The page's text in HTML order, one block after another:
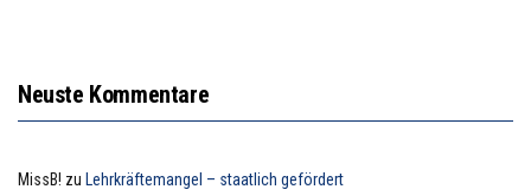
Neuste Kommentare
MissB! zu Lehrkräftemangel – staatlich gefördert